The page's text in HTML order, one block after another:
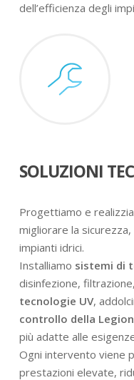
dell’efficienza degli
SOLUZIONI
Progettiamo e
migliorare la sicurezza,
impianti idrici.
Installiamo sistemi di
disinfezione,
tecnologie UV,
controllo della
più adatte alle
Ogni intervento viene
prestazioni elevate,